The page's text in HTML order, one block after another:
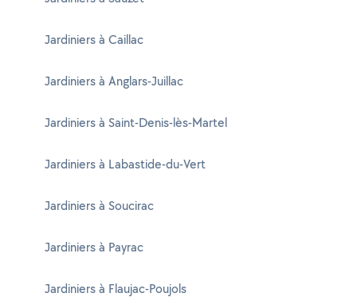
Jardiniers à Caillac
Jardiniers à Anglars-Juillac
Jardiniers à Saint-Denis-lès-Martel
Jardiniers à Labastide-du-Vert
Jardiniers à Soucirac
Jardiniers à Payrac
Jardiniers à Flaujac-Poujols